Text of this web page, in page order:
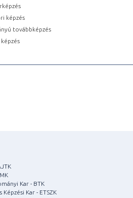
képzés
továbbképzés
Kar - BTK
Kar - ETSZK